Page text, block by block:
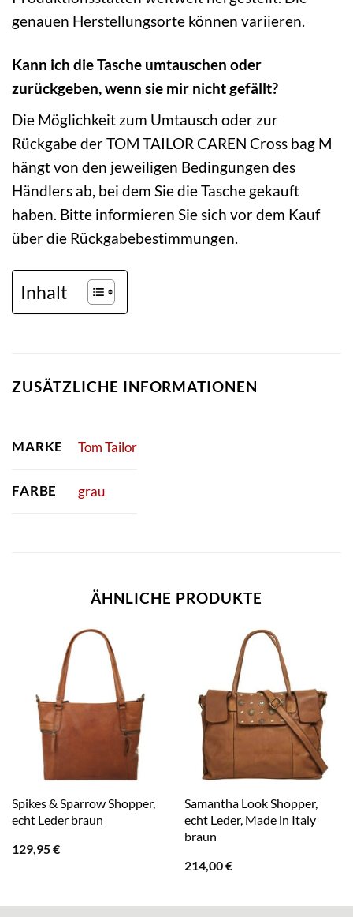
genauen Herstellungsorte können variieren.
Kann ich die Tasche umtauschen oder
zurückgeben, wenn sie mir nicht gefällt?
Die Möglichkeit zum Umtausch oder zur
Rückgabe der TOM TAILOR CAREN Cross bag M
hängt von den jeweiligen Bedingungen des
Händlers ab, bei dem Sie die Tasche gekauft
haben. Bitte informieren Sie sich vor dem Kauf
über die Rückgabebestimmungen.
Inhalt
ZUSÄTZLICHE INFORMATIONEN
MARKE Tom Tailor
FARBE grau
ÄHNLICHE PRODUKTE
Spikes & Sparrow Shopper,
echt Leder braun
129,95€
Samantha Look Shopper,
echt Leder, Made in Italy
braun
214,00€